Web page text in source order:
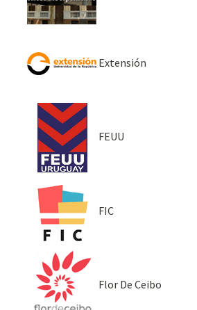
Extensión
FEUU
FIC
Flor De Ceibo